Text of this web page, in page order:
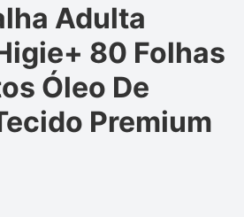
Adulta
80 Folhas
Óleo De
Premium